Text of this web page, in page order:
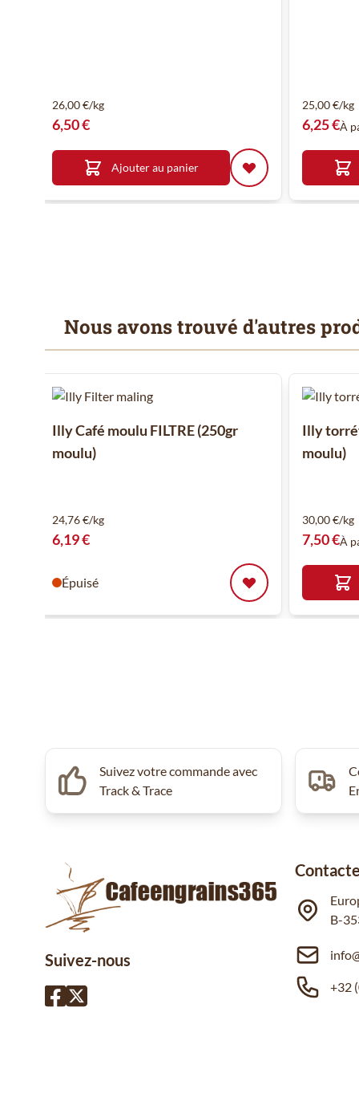
26,00 €/kg
6,50 €
Ajouter au panier
25,00 €/kg
6,25 €À
Nous avons trouvé d'autres
Il est possible de naviguer entre les éléments du
Cliquer pour passer le carrousel
Illy Café moulu FILTRE (250gr
moulu)
24,76 €/kg
6,19 €
Épuisé
Illy
moulu)
30,00 €/kg
7,50 €À
Suivez votre commande avec
Track & Trace
Suivez-nous
B-
+32